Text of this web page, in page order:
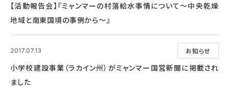
【活動報告会】『ミャンマーの村落給水事情について～中央乾燥
地域と南東国境の事例から～』
お知らせ
2017.07.13
小学校建設事業（ラカイン州）がミャンマー国営新聞に掲載され
ました